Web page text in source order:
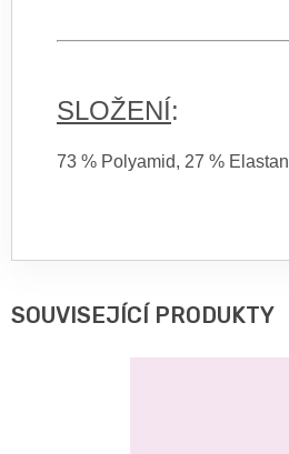
SLOŽENÍ:
73 % Polyamid, 27 % Elastan
SOUVISEJÍCÍ PRODUKTY